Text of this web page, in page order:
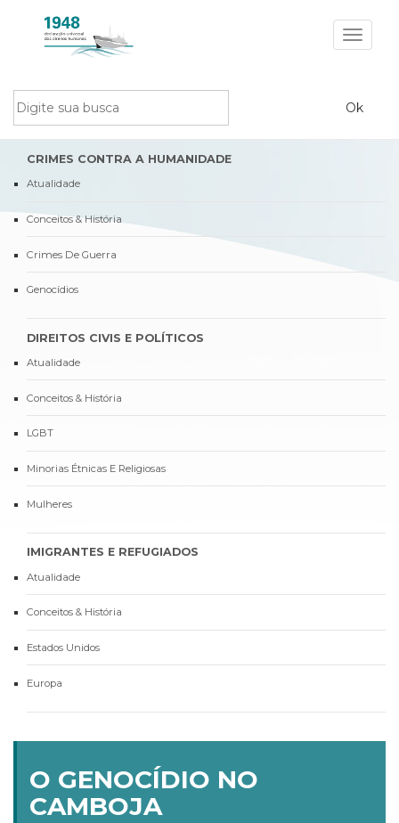
Toggle
CRIMES CONTRA A HUMANIDADE
Atualidade
Conceitos & História
Crimes De Guerra
Genocídios
DIREITOS CIVIS E POLÍTICOS
Atualidade
Conceitos & História
LGBT
Minorias Étnicas E Religiosas
Mulheres
IMIGRANTES E REFUGIADOS
Atualidade
Conceitos & História
Estados Unidos
Europa
O GENOCÍDIO NO
CAMBOJA